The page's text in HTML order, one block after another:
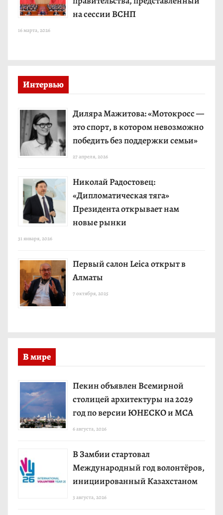
на сессии ВСНП
16 марта, 2026
Интервью
Диляра Мажитова: «Мотокросс —
это спорт, в котором невозможно
победить без поддержки семьи»
27 апреля, 2026
Николай Радостовец:
«Дипломатическая тяга»
Президента открывает нам
новые рынки
31 января, 2026
Первый салон Leica открыт в
Алматы
7 октября, 2025
В мире
Пекин объявлен Всемирной
столицей архитектуры на 2029
год по версии ЮНЕСКО и МСА
6 августа, 2026
В Замбии стартовал
Международный год волонтёров,
инициированный Казахстаном
3 августа, 2026